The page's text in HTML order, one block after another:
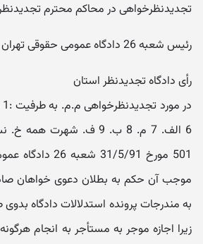
تجدیدنظرخواهی در محاکم محترم
رئیس شعبه 26 دادگاه عمومی حقوقی تهران امیدواری
رأی دادگاه تجدیدنظر استان
6 الف. 7 م. 8 ب. 9 ف. شهرت
501 مورخ 31/5/91
موجب آن حکم به بطلان دعوی خواهان
به مندرجات پرونده استدلالات دادگاه
زیرا اجازه موجر به مستأجر به انجام